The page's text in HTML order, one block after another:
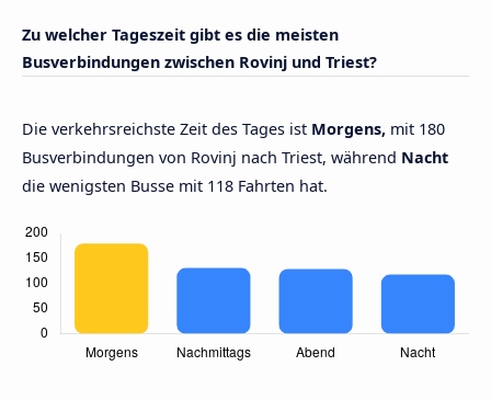
Zu welcher Tageszeit gibt es die meisten
Busverbindungen zwischen Rovinj und Triest?
Die verkehrsreichste Zeit des Tages ist Morgens, mit 180
Busverbindungen von Rovinj nach Triest, während Nacht
die wenigsten Busse mit 118 Fahrten hat.